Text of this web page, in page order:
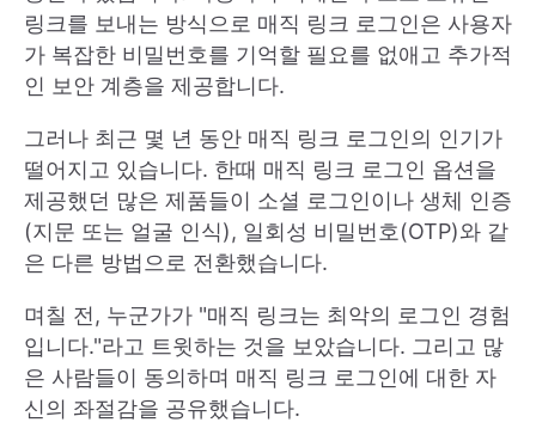
링크를 보내는 방식으로 매직 링크 로그인은 사용자
가 복잡한 비밀번호를 기억할 필요를 없애고 추가적
인 보안 계층을 제공합니다.
그러나 최근 몇 년 동안 매직 링크 로그인의 인기가
떨어지고 있습니다. 한때 매직 링크 로그인 옵션을
제공했던 많은 제품들이 소셜 로그인이나 생체 인증
(지문 또는 얼굴 인식), 일회성 비밀번호(OTP)와 같
은 다른 방법으로 전환했습니다.
며칠 전, 누군가가 "매직 링크는 최악의 로그인 경험
입니다."라고 트윗하는 것을 보았습니다. 그리고 많
은 사람들이 동의하며 매직 링크 로그인에 대한 자
신의 좌절감을 공유했습니다.